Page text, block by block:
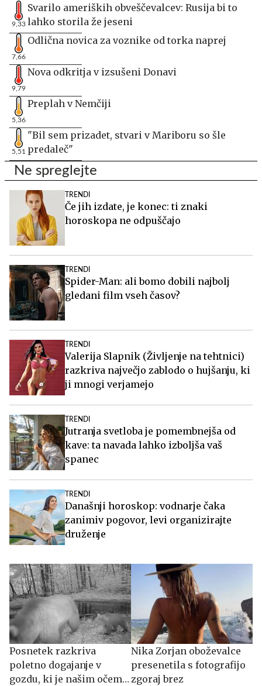
9,33
Svarilo ameriških obveščevalcev: Rusija bi to
lahko storila že jeseni
7,66
Odlična novica za voznike od torka naprej
9,79
Nova odkritja v izsušeni Donavi
5,36
Preplah v Nemčiji
5,51
"Bil sem prizadet, stvari v Mariboru so šle
predaleč"
Ne spreglejte
TRENDI
Če jih izdate, je konec: ti znaki
horoskopa ne odpuščajo
TRENDI
Spider-Man: ali bomo dobili najbolj
gledani film vseh časov?
TRENDI
Valerija Slapnik (Življenje na tehtnici)
razkriva največjo zablodo o hujšanju, ki
ji mnogi verjamejo
TRENDI
Jutranja svetloba je pomembnejša od
kave: ta navada lahko izboljša vaš
spanec
TRENDI
Današnji horoskop: vodnarje čaka
zanimiv pogovor, levi organizirajte
druženje
Posnetek razkriva
poletno dogajanje v
gozdu, ki je našim očem
Nika Zorjan oboževalce
presenetila s fotografijo
zgoraj brez